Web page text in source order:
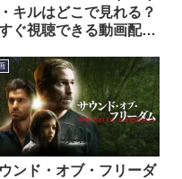
キルはどこで見れる？
ぐ視聴できる動画配信
ンド・オブ・フリーダ